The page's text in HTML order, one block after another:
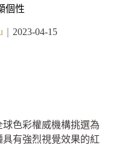
個性
2023-04-15
球色彩權威機構挑選為
具有強烈視覺效果的紅